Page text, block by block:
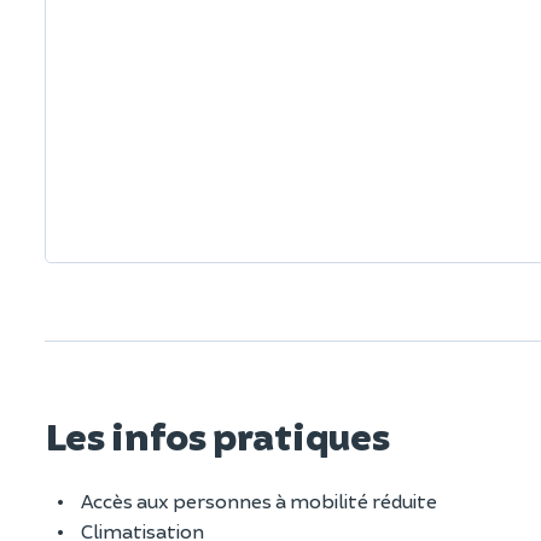
Les infos pratiques
Accès aux personnes à mobilité réduite
Climatisation